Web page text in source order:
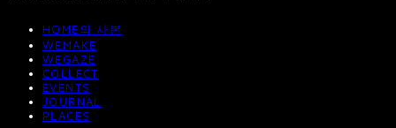
HOME의 사본
WEMAKE
WEGAZE
COLLECT
EVENTS
JOURNAL
PLACES